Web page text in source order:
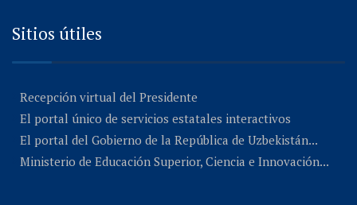
Sitios útiles
Recepción virtual del Presidente
El portal único de servicios estatales interactivos
El portal del Gobierno de la República de Uzbekistán...
Ministerio de Educación Superior, Ciencia e Innovación...